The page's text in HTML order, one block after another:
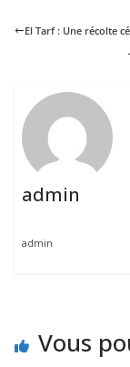
El Tarf : Une récolte
admin
admin
Vous